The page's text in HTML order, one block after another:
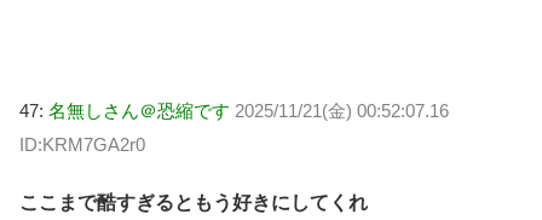
47: 名無しさん＠恐縮です 2025/11/21(金) 00:52:07.16
ID:KRM7GA2r0
ここまで酷すぎるともう好きにしてくれ